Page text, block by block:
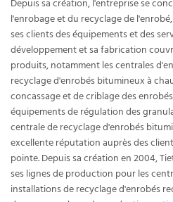
Depuis sa création, l'entreprise se
l'enrobage et du recyclage de
ses clients des équipements et des
développement et sa fabrication
produits, notamment les centrales
recyclage d'enrobés bitumineux à
concassage et de criblage des
équipements de régulation des
centrale de recyclage d'enrobés
excellente réputation auprès des
pointe. Depuis sa création en 2004,
ses lignes de production pour les
installations de recyclage d'enrobés